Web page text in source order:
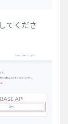
てくださ